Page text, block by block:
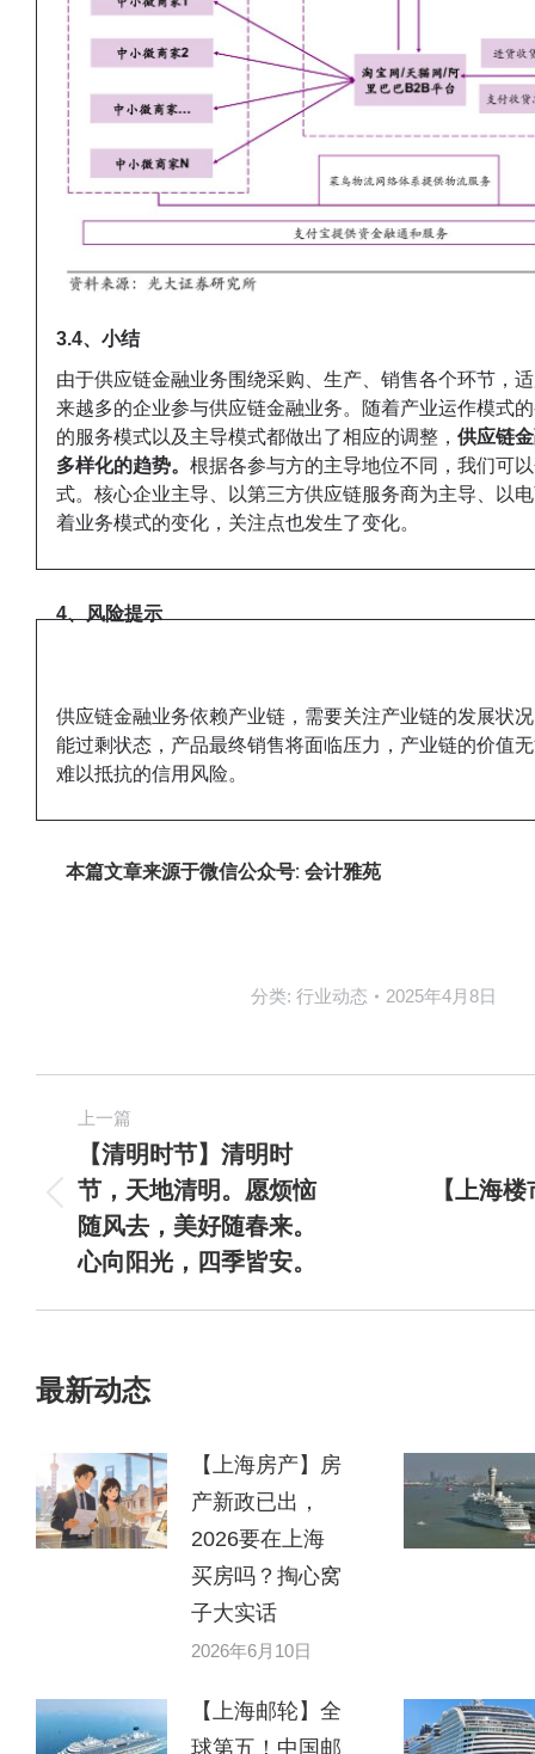
3.4、小结
由于供应链金融业务围绕采购、生产、销售各个环节，
来越多的企业参与供应链金融业务。随着产业运作模式
的服务模式以及主导模式都做出了相应的调整， 供应链
多样化的趋势。 根据各参与方的主导地位不同，我们可
式。核心企业主导、以第三方供应链服务商为主导、以
着业务模式的变化，关注点也发生了变化。
4、风险提示
供应链金融业务依赖产业链，需要关注产业链的发展状
能过剩状态，产品最终销售将面临压力，产业链的价值
难以抵抗的信用风险。
本篇文章来源于微信公众号: 会计雅苑
分类: 行业动态 2025年4月8日
上一篇
【清明时节】‌清明时
节，天地清明。愿烦恼
随风去，美好随春来。
心向阳光，四季皆安。
【上海
最新动态
【上海房产】房
产新政已出，
2026要在上海
买房吗？掏心窝
子大实话
2026年6月10日
【上海邮轮】全
球第五！中国邮